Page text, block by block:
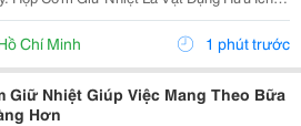
Theo Cơm Và Các Món Ăn Một Cách Gọn
Với Nhiều Nhu Cầu Sử Dụng. Chọn Hộp
Chí Minh 1 phút trước
Giữ Nhiệt Giúp Việc Mang Theo Bữa
Hơn